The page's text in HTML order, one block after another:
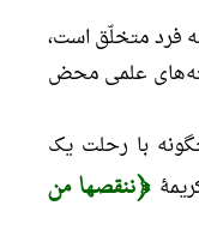
فرد متخلّق است،
علمی محض
با رحلت یک
﴿ننقصها من